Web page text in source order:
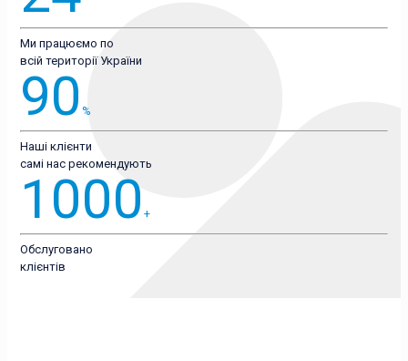
Ми працюємо по
всій території України
90 %
Наші клієнти
самі нас рекомендують
1000 +
Обслуговано
клієнтів